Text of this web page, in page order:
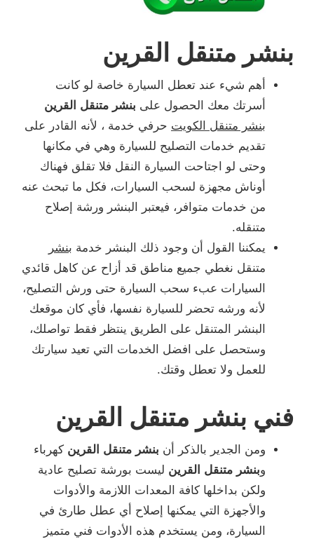
بنشر متنقل القرين
أهم شيء عند تعطل السيارة خاصة لو كانت
أسرتك معك الحصول على بنشر متنقل القرين
بنشر متنقل الكويت حرفي خدمة ، لأنه القادر على
تقديم خدمات التصليح للسيارة وهي في مكانها
وحتى لو اجتاحت السيارة النقل فلا تقلق فهناك
أوناش مجهزة لسحب السيارات، فكل ما تبحث عنه
من خدمات متوافر، فيعتبر البنشر ورشة إصلاح
متنقله.
يمكننا القول أن وجود ذلك البنشر خدمة بنشر
متنقل نغطي جميع مناطق قد أزاح عن كاهل قائدي
السيارات عبء سحب السيارة حتى ورش التصليح،
لأنه ورشه تحضر للسيارة نفسها، فأي كان موقعك
البنشر المتنقل على الطريق ينتظر فقط تواصلك،
وستحصل على افضل الخدمات التي تعيد سيارتك
للعمل ولا تعطل وقتك.
فني بنشر متنقل القرين
ومن الجدير بالذكر أن بنشر متنقل القرين كهرباء
وبنشر متنقل القرين ليست بورشة تصليح عادية
ولكن بداخلها كافة المعدات اللازمة والأدوات
والأجهزة التي يمكنها إصلاح أي عطل طارئ في
السيارة، ومن يستخدم هذه الأدوات فني متميز